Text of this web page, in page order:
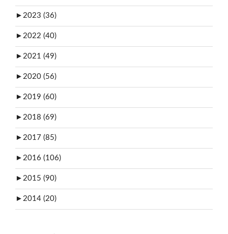
► 2023 (36)
► 2022 (40)
► 2021 (49)
► 2020 (56)
► 2019 (60)
► 2018 (69)
► 2017 (85)
► 2016 (106)
► 2015 (90)
► 2014 (20)